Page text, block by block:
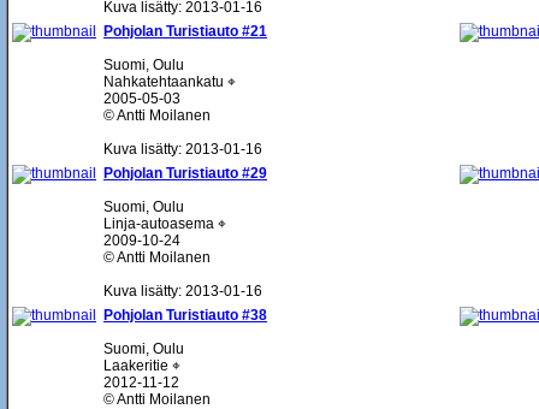
Kuva lisätty: 2013-01-16
Pohjolan Turistiauto #21
Suomi, Oulu
Nahkatehtaankatu ⌖
2005-05-03
© Antti Moilanen
Kuva lisätty: 2013-01-16
Pohjolan Turistiauto #29
Suomi, Oulu
Linja-autoasema ⌖
2009-10-24
© Antti Moilanen
Kuva lisätty: 2013-01-16
Pohjolan Turistiauto #38
Suomi, Oulu
Laakeritie ⌖
2012-11-12
© Antti Moilanen